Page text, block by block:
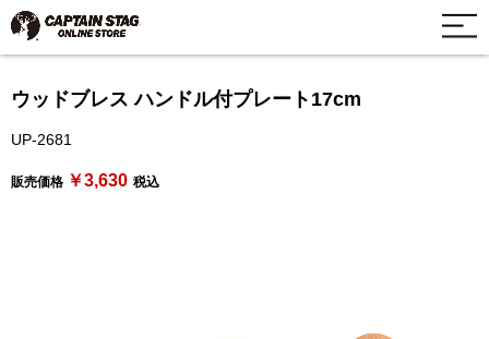
ウッドブレス ハンドル付プレート17cm
UP-2681
販売価格 ￥3,630 税込